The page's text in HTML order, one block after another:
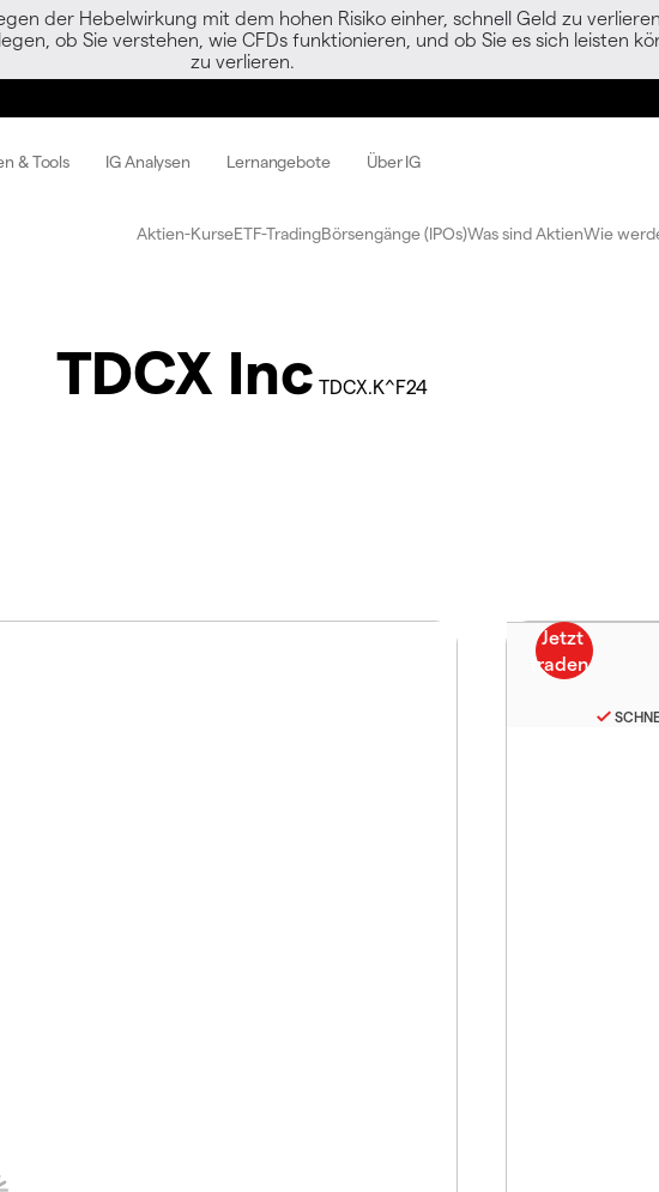
der Hebelwirkung mit dem hohen Risiko einher, schnell Geld zu
ob Sie verstehen, wie CFDs funktionieren, und ob Sie es sich leisten
zu verlieren.
& Tools IG Analysen Lernangebote Über IG
Aktien-KurseETF-TradingBörsengänge (IPOs)Was sind AktienWie
TDCX Inc TDCX.K^F24